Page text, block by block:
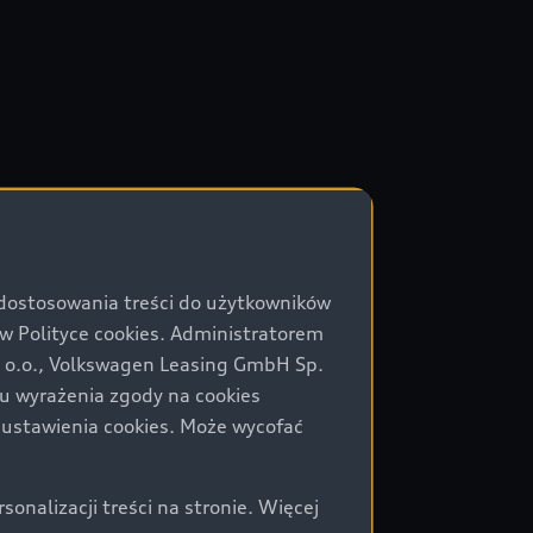
treści do użytkowników
Polityce cookies. Administratorem
Volkswagen Leasing GmbH Sp.
wyrażenia zgody na cookies
cookies. Może wycofać
treści na stronie. Więcej